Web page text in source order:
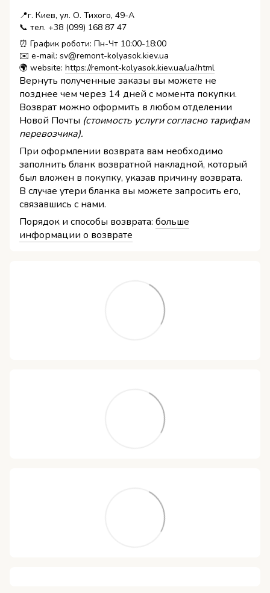
📍г. Киев, ул. О. Тихого, 49-А
📞 тел. +38 (099) 168 87 47
⏰ График роботи: Пн-Чт 10:00-18:00
✉️ e-mail: sv@remont-kolyasok.kiev.ua
🌍 website: https://remont-kolyasok.kiev.ua/ua/.html
Вернуть полученные заказы вы можете не
позднее чем через 14 дней с момента покупки.
Возврат можно оформить в любом отделении
Новой Почты (стоимость услуги согласно тарифам
перевозчика).
При оформлении возврата вам необходимо
заполнить бланк возвратной накладной, который
был вложен в покупку, указав причину возврата.
В случае утери бланка вы можете запросить его,
связавшись с нами.
Порядок и способы возврата: больше
информации о возврате